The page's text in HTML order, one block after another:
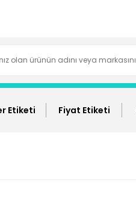
Etiketi Fiyat Etiketi